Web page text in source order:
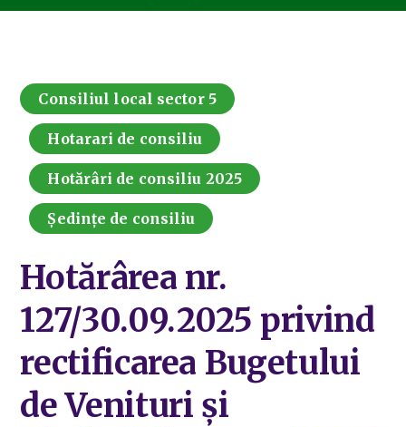
Consiliul local sector 5
Hotarari de consiliu
Hotărâri de consiliu 2025
Ședințe de consiliu
Hotărârea nr.
127/30.09.2025 privind
rectificarea Bugetului
de Venituri și